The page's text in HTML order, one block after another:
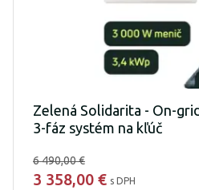
Zelená Solidarita - On-
3-fáz systém na kľúč
6 490,00 €
3 358,00 € s DPH